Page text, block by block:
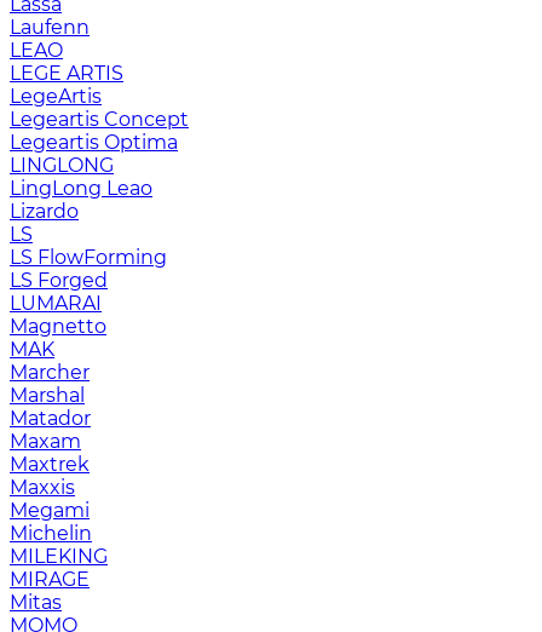
Laufenn
LEAO
LEGE ARTIS
LegeArtis
Legeartis Concept
Legeartis Optima
LINGLONG
LingLong Leao
Lizardo
LS
LS FlowForming
LS Forged
LUMARAI
Magnetto
MAK
Marcher
Marshal
Matador
Maxam
Maxtrek
Maxxis
Megami
Michelin
MILEKING
MIRAGE
Mitas
MOMO